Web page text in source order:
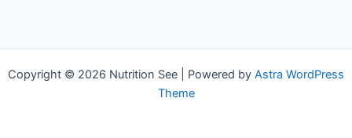
Copyright © 2026 Nutrition See | Powered by Astra WordPress
Theme